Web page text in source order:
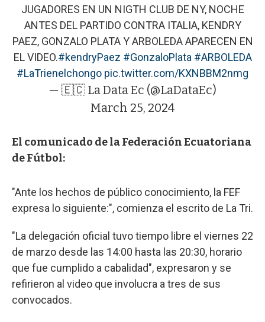
JUGADORES EN UN NIGTH CLUB DE NY, NOCHE
ANTES DEL PARTIDO CONTRA ITALIA, KENDRY
PAEZ, GONZALO PLATA Y ARBOLEDA APARECEN EN
EL VIDEO.#kendryPaez #GonzaloPlata #ARBOLEDA
#LaTrienelchongo pic.twitter.com/KXNBBM2nmg
— 🇪🇨 La Data Ec (@LaDataEc)
March 25, 2024
El comunicado de la Federación Ecuatoriana
de Fútbol:
"Ante los hechos de público conocimiento, la FEF
expresa lo siguiente:", comienza el escrito de La Tri.
"La delegación oficial tuvo tiempo libre el viernes 22
de marzo desde las 14:00 hasta las 20:30, horario
que fue cumplido a cabalidad", expresaron y se
refirieron al video que involucra a tres de sus
convocados.